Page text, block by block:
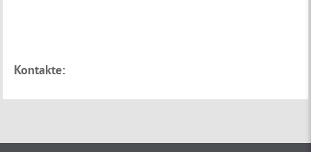
Kontakte: